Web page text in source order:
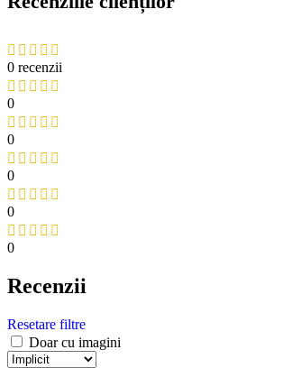
0 recenzii
0
0
0
0
0
Recenzii
Resetare filtre
Doar cu imagini